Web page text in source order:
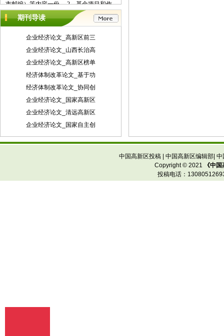
市邮编）等内容一份。 2．基金项目和作
者简介按下列格式： 基金项目：项目名称
（编号） 作者简介：姓名（出生年－），
性别，民族（汉族可省略），籍贯，职
言部分和正文部分，正文部分用阿拉伯数
字分级编号法，一般用两级。插图下方应
注明图序和图名。表格应采用三线表，表
格上方应注明表序和表名。 4．参考文献
主要的、发表在正式出版物上的文献。其
他相关注释可用脚注在当页标注。参考文
献的著录应执行国家标准GB7714-87的规
期刊导读
企业经济论文_高新区前三
企业经济论文_山西长治高
企业经济论文_高新区榜单
经济体制改革论文_基于功
经济体制改革论文_协同创
企业经济论文_国家高新区
企业经济论文_清远高新区
企业经济论文_国家自主创
中国高新区投稿| 中国高新区编辑部| 中
Copyright © 2021
《中
投稿电话：